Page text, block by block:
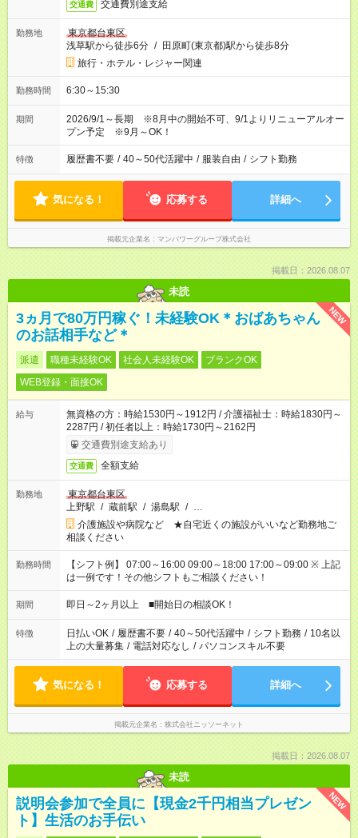
交通費 交通費別途支給
勤務地
東京都台東区
浅草駅から徒歩6分 / 田原町(東京都)駅から徒歩8分
旅行・ホテル・レジャー関連
勤務時間 6:30～15:30
期間
2026/9/1～長期 ※8月中の開始不可、9/1よりリニューアルオー
プン予定 ※9月～OK！
特徴 履歴書不要 / 40～50代活躍中 / 服装自由 / シフト勤務
気になる！ 応募する 詳細へ
掲載元企業名 マンパワーグループ株式会社
掲載日：2026.08.07
未読
NEW
3ヵ月で80万円稼ぐ！未経験OK＊おばあちゃん
のお話相手など＊
派遣 職種未経験OK 社会人未経験OK
ブランクOK
WEB登録・面接OK
給与
無資格の方：時給1530円～1912円 / 介護福祉士：時給1830円～
2287円 / 初任者以上：時給1730円～2162円
交通費別途支給あり
交通費 全額支給
勤務地
東京都台東区
上野駅 / 蔵前駅 / 湯島駅 / …
介護施設や病院など ★自宅近くの施設がいいなど勤務地ご
相談ください
勤務時間
【シフト例】 07:00～16:00 09:00～18:00 17:00～09:00 ※ 上記
は一例です！その他シフトもご相談ください！
期間 即日～2ヶ月以上 ■開始日の相談OK！
特徴 日払いOK / 履歴書不要 / 40～50代活躍中 / シフト勤務 / 10名以
上の大量募集 / 電話対応なし / パソコンスキル不要
気になる！ 応募する 詳細へ
掲載元企業名 株式会社ニッソーネット
掲載日：2026.08.07
未読
NEW
説明会参加で全員に【現金2千円相当プレゼン
ト】生活のお手伝い